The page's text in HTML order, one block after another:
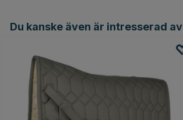
Du kanske även är intresserad av